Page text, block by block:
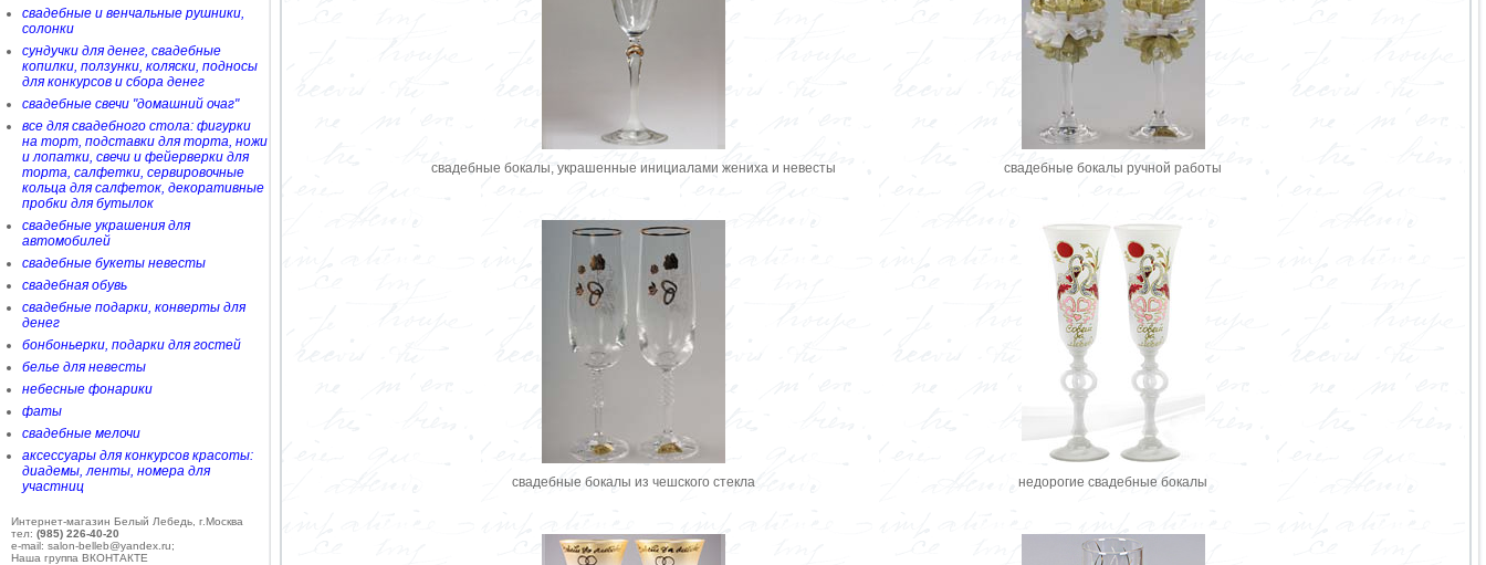
свадебные и венчальные рушники,
солонки
сундучки для денег, свадебные
копилки, ползунки, коляски, подносы
для конкурсов и сбора денег
свадебные свечи "домашний очаг"
все для свадебного стола: фигурки
на торт, подставки для торта, ножи
и лопатки, свечи и фейерверки для
торта, салфетки, сервировочные
кольца для салфеток, декоративные
пробки для бутылок
свадебные украшения для
автомобилей
свадебные букеты невесты
свадебная обувь
свадебные подарки, конверты для
денег
бонбоньерки, подарки для гостей
белье для невесты
небесные фонарики
фаты
свадебные мелочи
аксессуары для конкурсов красоты:
диадемы, ленты, номера для
участниц
Интернет-магазин Белый Лебедь, г.Москва
тел: (985) 226-40-20
e-mail: salon-belleb@yandex.ru;
Наша группа ВКОНТАКТЕ
свадебные бокалы, украшенные инициалами жениха и невесты свадебные бокалы ручной работы
свадебные бокалы из чешского стекла недорогие свадебные бокалы